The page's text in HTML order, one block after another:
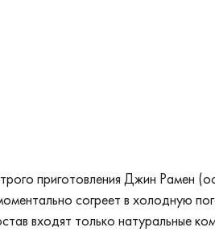
приготовления Джин Рамен
согреет в холодную
входят только натуральные